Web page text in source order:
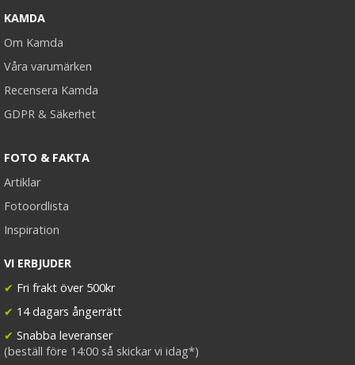
KAMDA
Om Kamda
Våra varumärken
Recensera Kamda
GDPR & Säkerhet
FOTO & FAKTA
Artiklar
Fotoordlista
Inspiration
VI ERBJUDER
✔ Fri frakt över 500kr
✔ 14 dagars ångerrätt
✔ Snabba leveranser
(beställ före 14:00 så skickar vi idag*)